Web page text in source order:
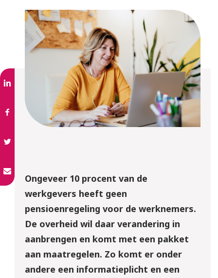
Ongeveer 10 procent van de
werkgevers heeft geen
pensioenregeling voor de werknemers.
De overheid wil daar verandering in
aanbrengen en komt met een pakket
aan maatregelen. Zo komt er onder
andere een informatieplicht en een